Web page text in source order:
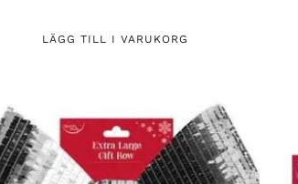
LÄGG TILL I VARUKORG